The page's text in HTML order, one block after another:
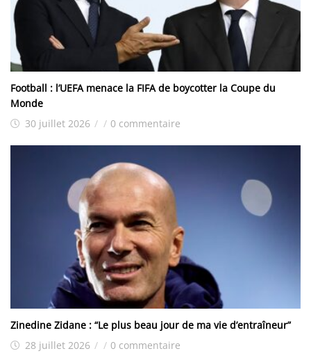
Football : l’UEFA menace la FIFA de boycotter la Coupe du
Monde
30 juillet 2026 / / 0 commentaire
Zinedine Zidane : “Le plus beau jour de ma vie d’entraîneur”
28 juillet 2026 / / 0 commentaire